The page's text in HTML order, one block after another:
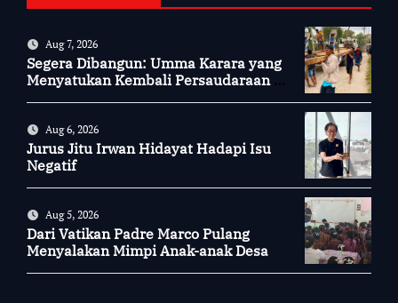
Aug 7, 2026
Segera Dibangun: Umma Karara yang
Menyatukan Kembali Persaudaraan di
Aug 6, 2026
Jurus Jitu Irwan Hidayat Hadapi Isu
Negatif
Aug 5, 2026
Dari Vatikan Padre Marco Pulang
Menyalakan Mimpi Anak-anak Desa